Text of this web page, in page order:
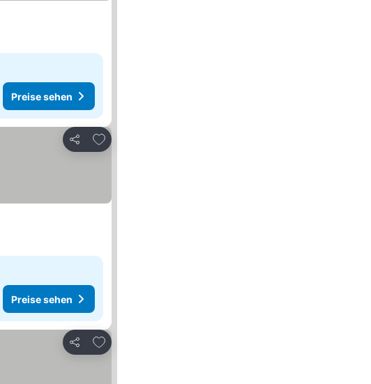
Preise sehen
Teilen
Zu Favoriten hinzufügen
Preise sehen
Teilen
Zu Favoriten hinzufügen